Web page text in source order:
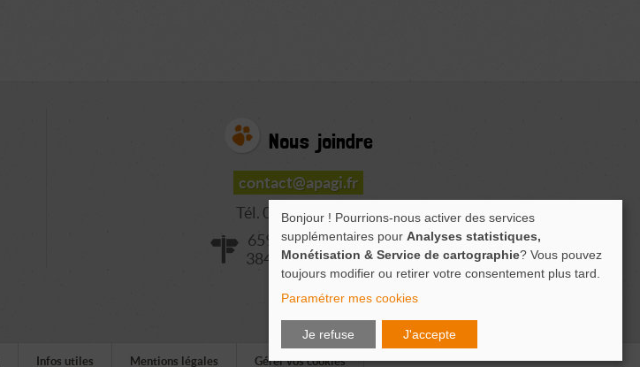
Nous joindre
contact@apagi.fr
Tél. 04 76 77 20 06
659 Route de L'Isère
38420 LE VERSOUD
Infos utiles Mentions légales Gérer vos cookies
Bonjour ! Pourrions-nous activer des services
supplémentaires pour Analyses statistiques,
Monétisation & Service de cartographie? Vous pouvez
toujours modifier ou retirer votre consentement plus tard.
Paramétrer mes cookies
Je refuse J'accepte